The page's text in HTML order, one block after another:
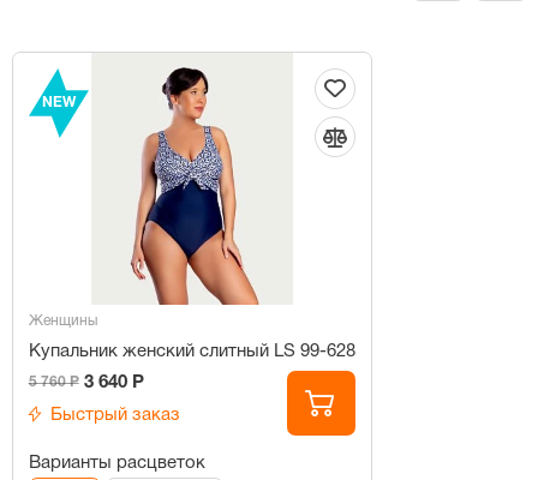
NEW
Женщины
Купальник женский слитный LS 99-628
5 760 Р 3 640 Р
Быстрый заказ
Варианты расцветок